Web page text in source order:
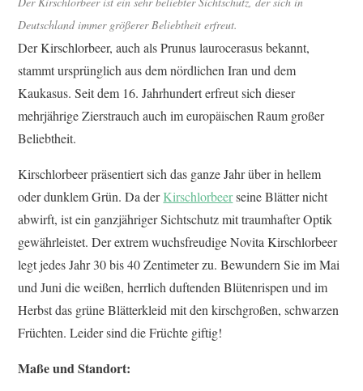
Deutschland immer größerer Beliebtheit erfreut.
Der Kirschlorbeer, auch als Prunus laurocerasus bekannt,
stammt ursprünglich aus dem nördlichen Iran und dem
Kaukasus. Seit dem 16. Jahrhundert erfreut sich dieser
mehrjährige Zierstrauch auch im europäischen Raum großer
Beliebtheit.
Kirschlorbeer präsentiert sich das ganze Jahr über in hellem
oder dunklem Grün. Da derKirschlorbeerseine Blätter nicht
abwirft, ist ein ganzjähriger Sichtschutz mit traumhafter Optik
gewährleistet. Der extrem wuchsfreudige Novita Kirschlorbeer
legt jedes Jahr 30 bis 40 Zentimeter zu. Bewundern Sie im Mai
und Juni die weißen, herrlich duftenden Blütenrispen und im
Herbst das grüne Blätterkleid mit den kirschgroßen, schwarzen
Früchten. Leider sind die Früchte giftig!
Maße und Standort: